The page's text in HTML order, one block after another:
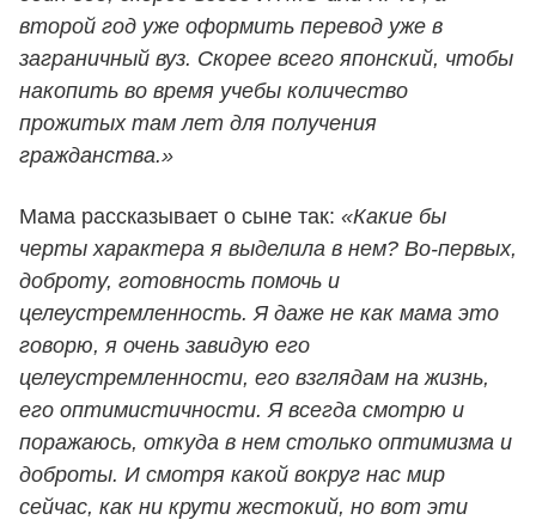
второй год уже оформить перевод уже в
заграничный вуз. Скорее всего японский, чтобы
накопить во время учебы количество
прожитых там лет для получения
гражданства.»
Мама рассказывает о сыне так: «Какие бы
черты характера я выделила в нем? Во-первых,
доброту, готовность помочь и
целеустремленность. Я даже не как мама это
говорю, я очень завидую его
целеустремленности, его взглядам на жизнь,
его оптимистичности. Я всегда смотрю и
поражаюсь, откуда в нем столько оптимизма и
доброты. И смотря какой вокруг нас мир
сейчас, как ни крути жестокий, но вот эти